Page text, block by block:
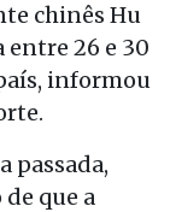
chinês Hu
26 e 30
informou
passada,
que a